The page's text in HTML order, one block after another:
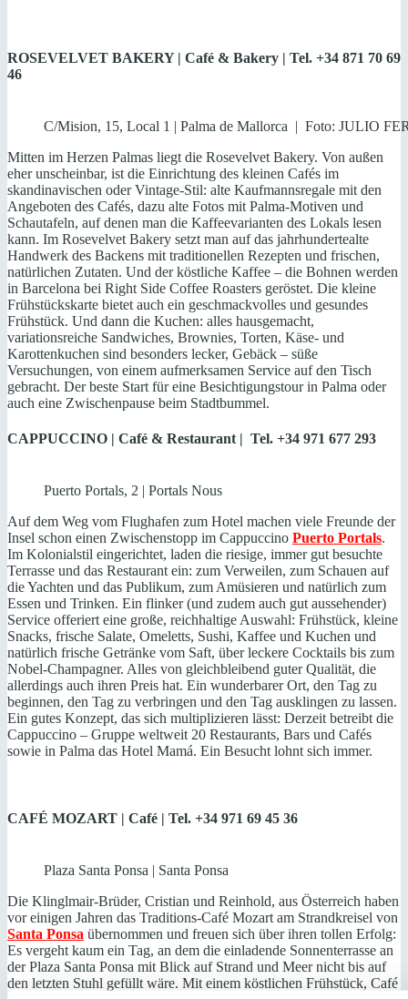
ROSEVELVET BAKERY | Café & Bakery | Tel. +34 871 70 69
46
C/Mision, 15, Local 1 | Palma de Mallorca | Foto: JULIO
Mitten im Herzen Palmas liegt die Rosevelvet Bakery. Von außen
eher unscheinbar, ist die Einrichtung des kleinen Cafés im
skandinavischen oder Vintage-Stil: alte Kaufmannsregale mit den
Angeboten des Cafés, dazu alte Fotos mit Palma-Motiven und
Schautafeln, auf denen man die Kaffeevarianten des Lokals lesen
kann. Im Rosevelvet Bakery setzt man auf das jahrhundertealte
Handwerk des Backens mit traditionellen Rezepten und frischen,
natürlichen Zutaten. Und der köstliche Kaffee – die Bohnen werden
in Barcelona bei Right Side Coffee Roasters geröstet. Die kleine
Frühstückskarte bietet auch ein geschmackvolles und gesundes
Frühstück. Und dann die Kuchen: alles hausgemacht,
variationsreiche Sandwiches, Brownies, Torten, Käse- und
Karottenkuchen sind besonders lecker, Gebäck – süße
Versuchungen, von einem aufmerksamen Service auf den Tisch
gebracht. Der beste Start für eine Besichtigungstour in Palma oder
auch eine Zwischenpause beim Stadtbummel.
CAPPUCCINO | Café & Restaurant | Tel. +34 971 677 293
Puerto Portals, 2 | Portals Nous
Auf dem Weg vom Flughafen zum Hotel machen viele Freunde der
Insel schon einen Zwischenstopp im Cappuccino Puerto Portals.
Im Kolonialstil eingerichtet, laden die riesige, immer gut besuchte
Terrasse und das Restaurant ein: zum Verweilen, zum Schauen auf
die Yachten und das Publikum, zum Amüsieren und natürlich zum
Essen und Trinken. Ein flinker (und zudem auch gut aussehender)
Service offeriert eine große, reichhaltige Auswahl: Frühstück, kleine
Snacks, frische Salate, Omeletts, Sushi, Kaffee und Kuchen und
natürlich frische Getränke vom Saft, über leckere Cocktails bis zum
Nobel-Champagner. Alles von gleichbleibend guter Qualität, die
allerdings auch ihren Preis hat. Ein wunderbarer Ort, den Tag zu
beginnen, den Tag zu verbringen und den Tag ausklingen zu lassen.
Ein gutes Konzept, das sich multiplizieren lässt: Derzeit betreibt die
Cappuccino – Gruppe weltweit 20 Restaurants, Bars und Cafés
sowie in Palma das Hotel Mamá. Ein Besucht lohnt sich immer.
CAFÉ MOZART | Café | Tel. +34 971 69 45 36
Plaza Santa Ponsa | Santa Ponsa
Die Klinglmair-Brüder, Cristian und Reinhold, aus Österreich haben
vor einigen Jahren das Traditions-Café Mozart am Strandkreisel von
Santa Ponsa übernommen und freuen sich über ihren tollen Erfolg:
Es vergeht kaum ein Tag, an dem die einladende Sonnenterrasse an
der Plaza Santa Ponsa mit Blick auf Strand und Meer nicht bis auf
den letzten Stuhl gefüllt wäre. Mit einem köstlichen Frühstück, Café